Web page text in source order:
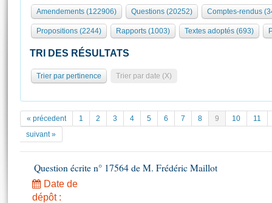
577 députés
Groupes politiques
Commissions et autres organes
Europe et International
Pétitions
Documents parlementaires
Projets de loi
Propositions de loi
Amendements
Textes adoptés
Organisation de l'Assemblée
Présidence Conférence des Présidents Bureau Collège des
Statistiques et chiffres clés
Documents de référence
( Constitution | Règlement de l'Assemblée ... )
Histoire
Juniors
Visite virtuelle du palais Bourbon
Assister à une séance
La Bibliothèque
Les archives
Contacts et plan d'accès
Photos libres de droit
Amendements (122906) Questions (20252) Comptes-rendus
Propositions (2244) Rapports (1003) Textes adoptés (693)
TRI DES RÉSULTATS
Trier par pertinence Trier par date (X)
« précedent 1 2 3 4 5 6 7 8 9 10
11
suivant »
Question écrite n° 17564 de M. Frédéric Maillot
Date de
dépôt :